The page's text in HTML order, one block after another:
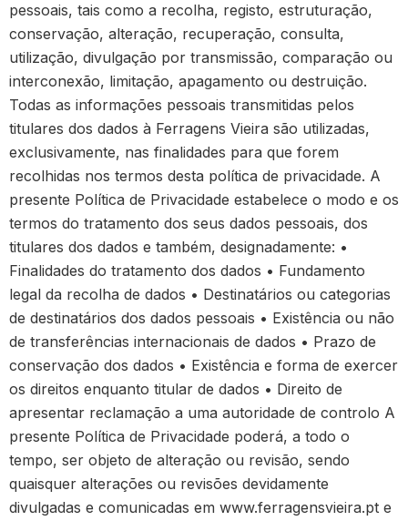
pessoais, tais como a recolha, registo, estruturação,
conservação, alteração, recuperação, consulta,
utilização, divulgação por transmissão, comparação ou
interconexão, limitação, apagamento ou destruição.
Todas as informações pessoais transmitidas pelos
titulares dos dados à Ferragens Vieira são utilizadas,
exclusivamente, nas finalidades para que forem
recolhidas nos termos desta política de privacidade. A
presente Política de Privacidade estabelece o modo e os
termos do tratamento dos seus dados pessoais, dos
titulares dos dados e também, designadamente: •
Finalidades do tratamento dos dados • Fundamento
legal da recolha de dados • Destinatários ou categorias
de destinatários dos dados pessoais • Existência ou não
de transferências internacionais de dados • Prazo de
conservação dos dados • Existência e forma de exercer
os direitos enquanto titular de dados • Direito de
apresentar reclamação a uma autoridade de controlo A
presente Política de Privacidade poderá, a todo o
tempo, ser objeto de alteração ou revisão, sendo
quaisquer alterações ou revisões devidamente
divulgadas e comunicadas em www.ferragensvieira.pt e